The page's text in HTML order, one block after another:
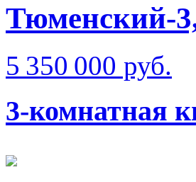
Тюменский-
5 350 000 руб.
3-комнатная